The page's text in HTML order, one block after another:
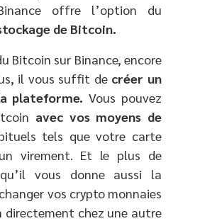
offre l’option du
de Bitcoin.
Bitcoin sur Binance, encore
il vous suffit de créer un
plateforme.Vous pouvez
avec vos moyens de
tels que votre carte
virement. Et le plus de
vous donne aussi la
vos crypto monnaies
directement chez une autre